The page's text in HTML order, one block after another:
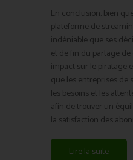
En conclusion, bien
plateforme de
indéniable que ses
et de fin du partage
impact sur le piratage
que les entreprises
les besoins et les
afin de trouver un
la satisfaction des
Lire la suite